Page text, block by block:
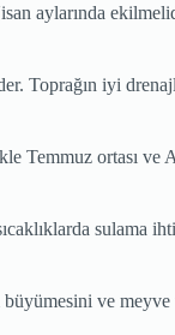
aylarında
Toprağın iyi
Temmuz ortası ve
sulama
ve meyve